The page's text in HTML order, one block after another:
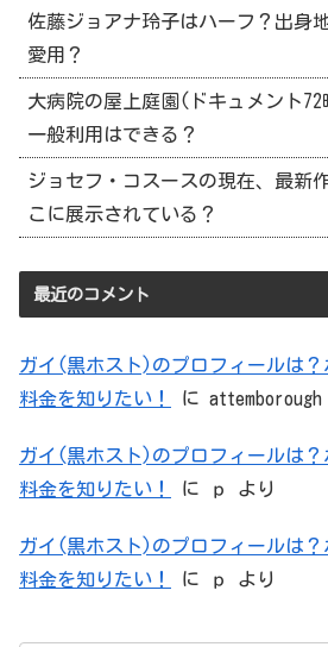
佐藤ジョアナ玲子はハーフ？出身
愛用？
大病院の屋上庭園(ドキュメント
一般利用はできる？
ジョセフ・コスースの現在、最新
こに展示されている？
最近のコメント
ガイ(黒ホスト)のプロフィールは？
料金を知りたい！
に attemborough
ガイ(黒ホスト)のプロフィールは？
料金を知りたい！
に ｐ より
ガイ(黒ホスト)のプロフィールは？
料金を知りたい！
に ｐ より